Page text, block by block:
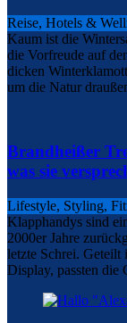
Reise, Hotels &
Kaum ist die
die Vorfreude auf
dicken
um die Natur
Brandheißer
was sie
Lifestyle, Styling,
Klapphandys sind
2000er Jahre
letzte Schrei. Geteilt
Display, passten die